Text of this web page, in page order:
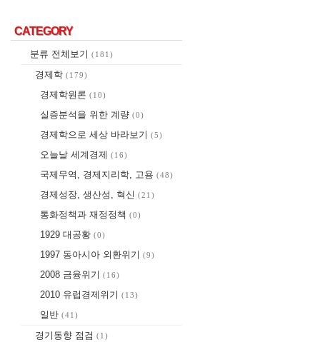
CATEGORY
CATEGORY
분류 전체보기 (181)
경제학 (179)
경제학원론 (10)
실증분석을 위한 계량 (0)
경제학으로 세상 바라보기 (5)
오늘날 세계경제 (16)
국제무역, 경제지리학, 고용 (48)
경제성장, 생산성, 혁신 (21)
통화정책과 재정정책 (0)
1929 대공황 (0)
1997 동아시아 외환위기 (9)
2008 금융위기 (16)
2010 유럽경제위기 (13)
일반 (41)
경기동향 점검 (1)